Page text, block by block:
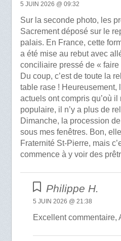
5 JUIN 2026 @ 09:32
Sur la seconde photo, les
Sacrement déposé sur le
palais. En France, cette
a été mise au rebut avec
conciliaire pressé de «
Du coup, c’est de toute la
table rase ! Heureusement,
actuels ont compris qu’où il
populaire, il n’y a plus de
Dimanche, la procession
sous mes fenêtres. Bon,
Fraternité St-Pierre, mais
commence à y voir des
Philippe H.
5 JUIN 2026 @ 21:38
Excellent commentaire,